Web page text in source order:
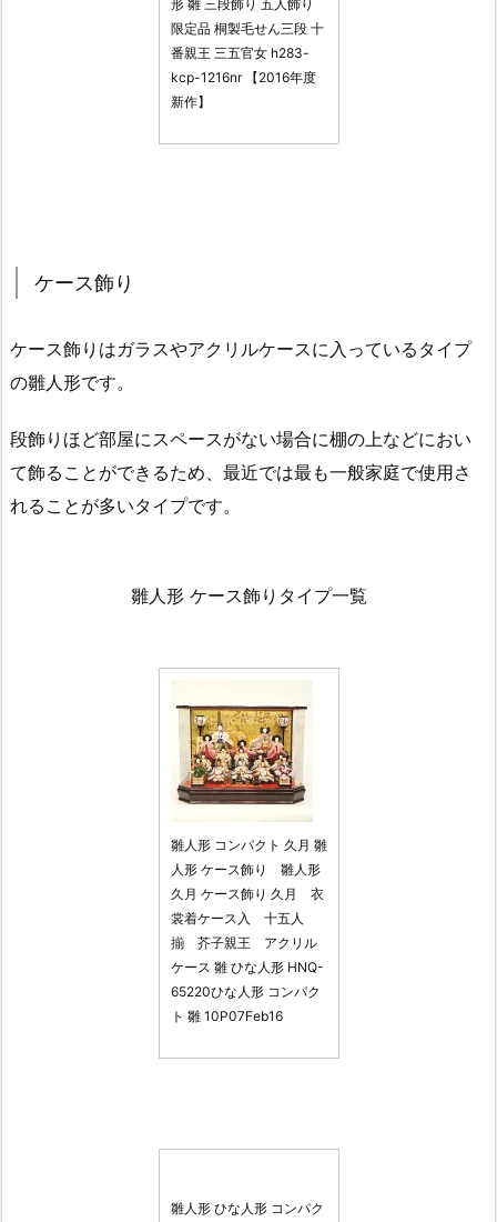
形 雛 三段飾り 五人飾り
限定品 桐製毛せん三段 十
番親王 三五官女 h283-
kcp-1216nr 【2016年度
新作】
ケース飾り
ケース飾りはガラスやアクリルケースに入っているタイプ
の雛人形です。
段飾りほど部屋にスペースがない場合に棚の上などにおい
て飾ることができるため、最近では最も一般家庭で使用さ
れることが多いタイプです。
雛人形 ケース飾りタイプ一覧
雛人形 コンパクト 久月 雛
人形 ケース飾り 雛人形
久月 ケース飾り 久月 衣
裳着ケース入 十五人
揃 芥子親王 アクリル
ケース 雛 ひな人形 HNQ-
65220ひな人形 コンパク
ト 雛 10P07Feb16
雛人形 ひな人形 コンパク